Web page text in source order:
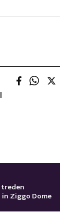
treden
Ziggo Dome